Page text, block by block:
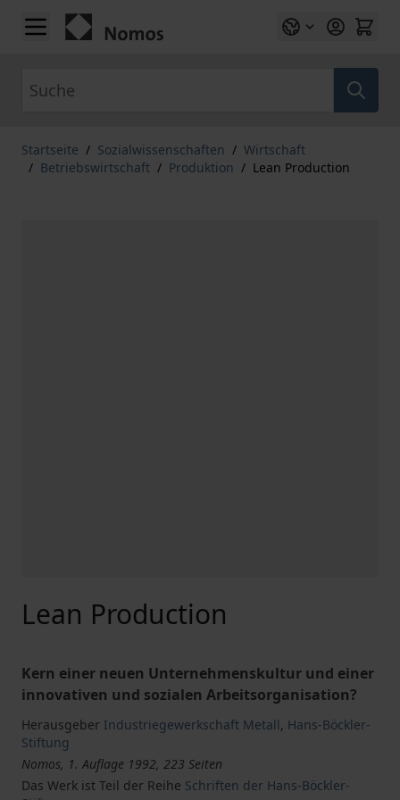
Zum Inhalt springen
Startseite / Sozialwissenschaften / Wirtschaft
/ Betriebswirtschaft / Produktion / Lean Production
Lean Production
Kern einer neuen Unternehmenskultur und einer
innovativen und sozialen Arbeitsorganisation?
Herausgeber Industriegewerkschaft Metall, Hans-Böckler-
Stiftung
Nomos, 1. Auflage 1992, 223 Seiten
Das Werk ist Teil der Reihe Schriften der Hans-Böckler-